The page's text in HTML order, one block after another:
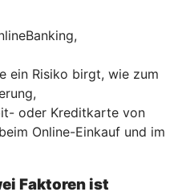
ein Risiko birgt, wie zum
oder Kreditkarte von
Online-Einkauf und im
Faktoren ist